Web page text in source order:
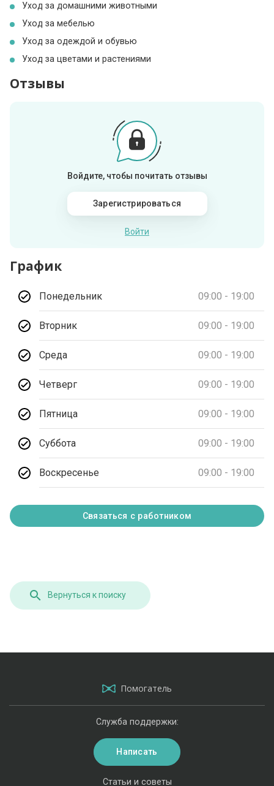
Уход за домашними животными
Уход за мебелью
Уход за одеждой и обувью
Уход за цветами и растениями
Отзывы
Войдите, чтобы почитать отзывы
Зарегистрироваться
Войти
График
Понедельник 09:00 - 19:00
Вторник 09:00 - 19:00
Среда 09:00 - 19:00
Четверг 09:00 - 19:00
Пятница 09:00 - 19:00
Суббота 09:00 - 19:00
Воскресенье 09:00 - 19:00
Связаться с работником
Вернуться к поиску
Помогатель
Статьи и советы
Служба поддержки:
Написать